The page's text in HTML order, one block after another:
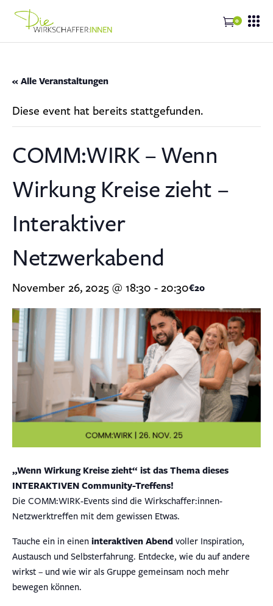
0
« Alle Veranstaltungen
Diese event hat bereits stattgefunden.
COMM:WIRK – Wenn
Wirkung Kreise zieht –
Interaktiver
Netzwerkabend
November 26, 2025 @ 18:30 - 20:30€20
„Wenn Wirkung Kreise zieht“ ist das Thema dieses
INTERAKTIVEN Community-Treffens!
Die COMM:WIRK-Events sind die Wirkschaffer:innen-
Netzwerktreffen mit dem gewissen Etwas.
Tauche ein in einen interaktiven Abend voller Inspiration,
Austausch und Selbsterfahrung. Entdecke, wie du auf andere
wirkst – und wie wir als Gruppe gemeinsam noch mehr
bewegen können.